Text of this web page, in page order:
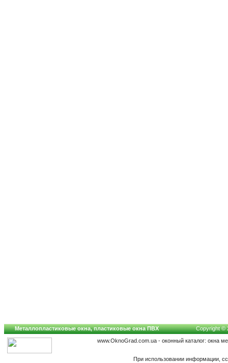
Металлопластиковые окна, пластиковые окна ПВХ
Copyright ©
www.OknoGrad.com.ua - оконный каталог: окна
При использовании информации,